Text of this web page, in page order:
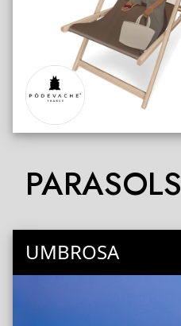
PARASOLS
UMBROSA